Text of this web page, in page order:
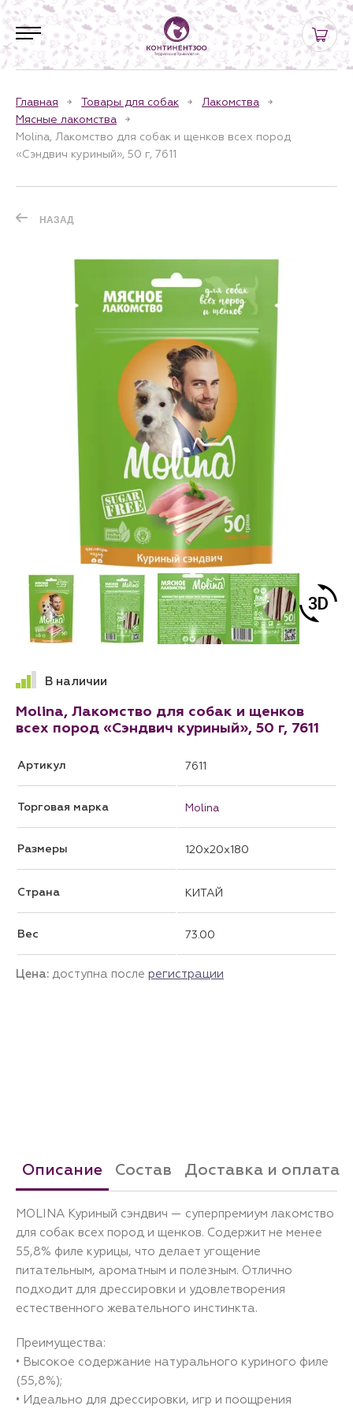
Главная Товары для собак
Лакомства
Мясные лакомства
Molina, Лакомство для собак и щенков всех пород
«Сэндвич куриный», 50 г, 7611
НАЗАД
В наличии
Molina, Лакомство для собак и щенков
всех пород «Сэндвич куриный», 50 г, 7611
Артикул 7611
Торговая марка Molina
Размеры 120x20x180
Страна КИТАЙ
Вес 73.00
Цена: доступна после регистрации
Описание Состав Доставка и оплата
MOLINA Куриный сэндвич — суперпремиум лакомство
для собак всех пород и щенков. Содержит не менее
55,8% филе курицы, что делает угощение
питательным, ароматным и полезным. Отлично
подходит для дрессировки и удовлетворения
естественного жевательного инстинкта.
Преимущества:
• Высокое содержание натурального куриного филе
(55,8%);
• Идеально для дрессировки, игр и поощрения